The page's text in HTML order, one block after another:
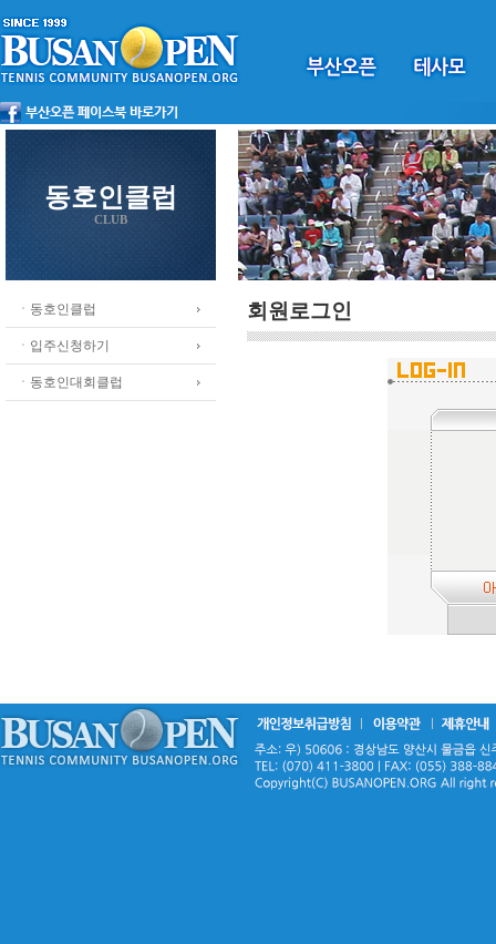
동호인클럽
CLUB
ㆍ동호인클럽
ㆍ입주신청하기
ㆍ동호인대회클럽
회원로그인